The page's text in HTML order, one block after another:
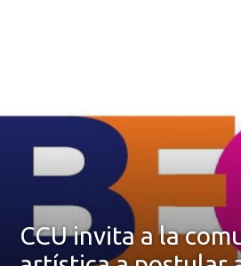
CCU invita a la